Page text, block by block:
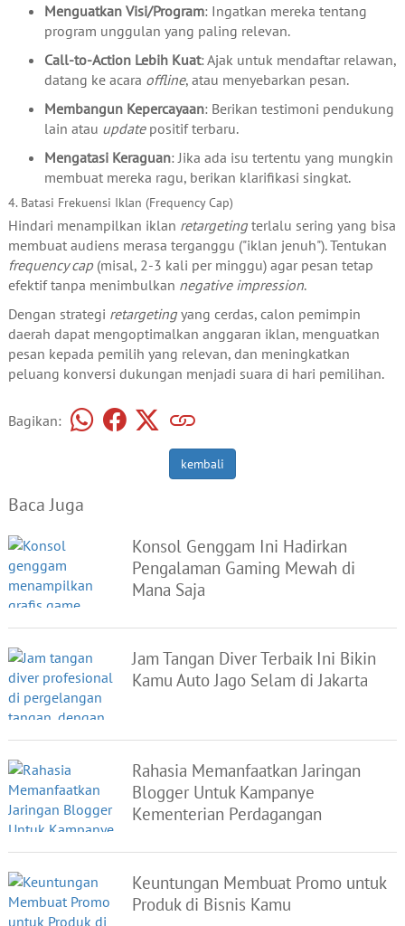
Menguatkan Visi/Program: Ingatkan mereka tentang
program unggulan yang paling relevan.
Call-to-Action Lebih Kuat: Ajak untuk mendaftar relawan,
datang ke acara offline, atau menyebarkan pesan.
Membangun Kepercayaan: Berikan testimoni pendukung
lain atau updatepositif terbaru.
Mengatasi Keraguan: Jika ada isu tertentu yang mungkin
membuat mereka ragu, berikan klarifikasi singkat.
4. Batasi Frekuensi Iklan (Frequency Cap)
Hindari menampilkan iklan retargetingterlalu sering yang bisa
membuat audiens merasa terganggu ("iklan jenuh"). Tentukan
frequency cap(misal, 2-3 kali per minggu) agar pesan tetap
efektif tanpa menimbulkan negative impression.
Dengan strategi retargetingyang cerdas, calon pemimpin
daerah dapat mengoptimalkan anggaran iklan, menguatkan
pesan kepada pemilih yang relevan, dan meningkatkan
peluang konversi dukungan menjadi suara di hari pemilihan.
Bagikan:
kembali
Baca Juga
Konsol Genggam Ini Hadirkan
Pengalaman Gaming Mewah di
Mana Saja
Jam Tangan Diver Terbaik Ini Bikin
Kamu Auto Jago Selam di Jakarta
Rahasia Memanfaatkan Jaringan
Blogger Untuk Kampanye
Kementerian Perdagangan
Keuntungan Membuat Promo untuk
Produk di Bisnis Kamu